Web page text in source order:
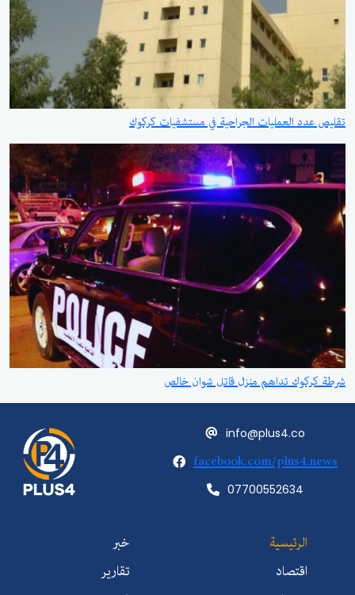
تقليص عدد العمليات الجراحية في مستشفيات كركوك
شرطة كركوك تداهم منزل قاتل شوان خالص
info@plus4.co
facebook.com/plus4.news
07700552634
الرئيسية
خبر
اقتصاد
تقارير